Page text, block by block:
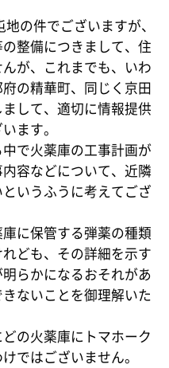
の件でございますが、
整備につきまして、住
が、これまでも、いわ
の精華町、同じく京田
して、適切に情報提供
ます。
で火薬庫の工事計画が
容などについて、近隣
いうふうに考えてござ
に保管する弾薬の種類
ども、その詳細を示す
らかになるおそれがあ
ないことを御理解いた
の火薬庫にトマホーク
ではございません。